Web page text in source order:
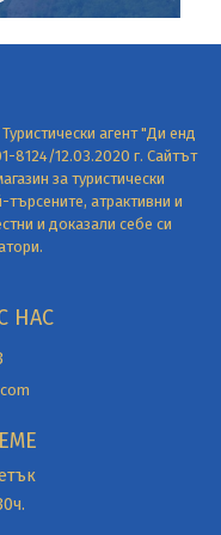
агент "Ди енд
8124/12.03.2020 г. Сайтът
за туристически
атрактивни и
и доказали себе си
НАС